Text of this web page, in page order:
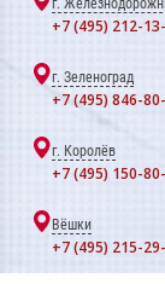
г.
+7 (495) 212-
г. Зеленоград
+7 (495) 846-
г. Королёв
+7 (495) 150-
Вёшки
+7 (495) 215-